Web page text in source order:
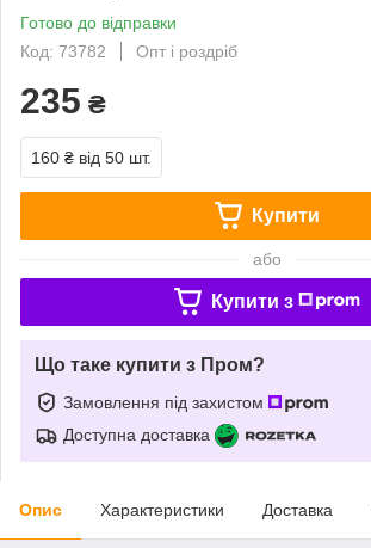
Готово до відправки
Код: 73782
Опт і роздріб
235 ₴
160 ₴ від 50 шт.
Купити
або
Купити з
Що таке купити з Пром?
Замовлення під захистом
Доступна доставка
Опис Характеристики Доставка